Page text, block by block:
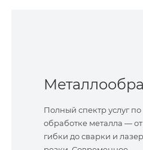
Полный спектр услуг по
обработке металла —
гибки до сварки и